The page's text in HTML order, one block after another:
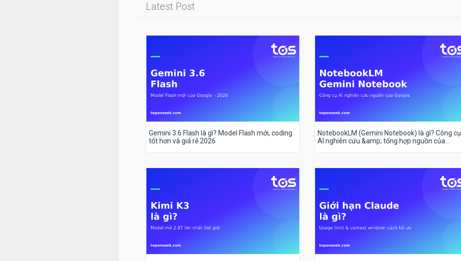
Latest Post
Gemini 3.6 Flash là gì? Model Flash mới, coding
tốt hơn và giá rẻ 2026
NotebookLM (Gemini Notebook) là gì? Công cụ
AI nghiên cứu &amp; tổng hợp nguồn của